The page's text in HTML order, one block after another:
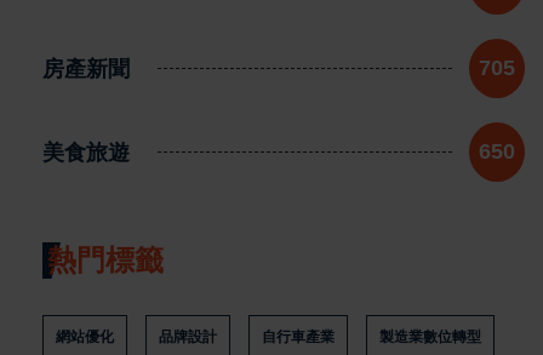
房產新聞 705
美食旅遊 650
熱門標籤
網站優化 品牌設計 自行車產業 製造業數位轉型